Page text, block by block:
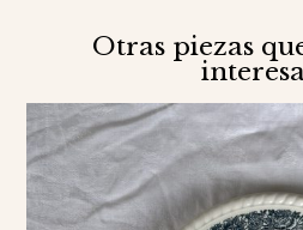
Otras piezas